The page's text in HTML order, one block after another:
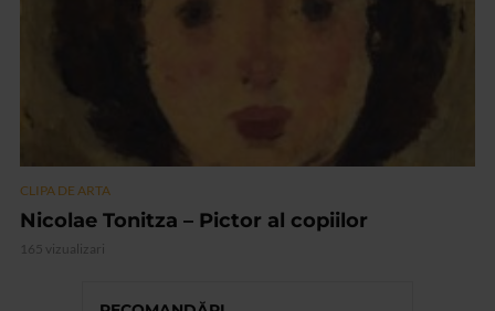
CLIPA DE ARTA
Nicolae Tonitza – Pictor al copiilor
165 vizualizari